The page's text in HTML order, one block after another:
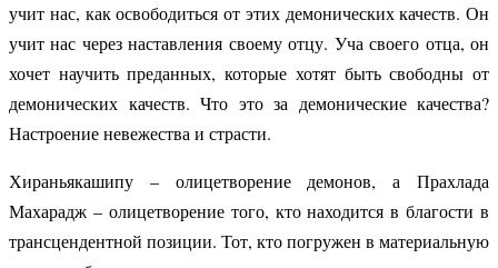
учит нас, как освободиться от этих демонических качеств. Он
учит нас через наставления своему отцу. Уча своего отца, он
хочет научить преданных, которые хотят быть свободны от
демонических качеств. Что это за демонические качества?
Настроение невежества и страсти.
Хираньякашипу – олицетворение демонов, а Прахлада
Махарадж – олицетворение того, кто находится в благости в
трансцендентной позиции. Тот, кто погружен в материальную